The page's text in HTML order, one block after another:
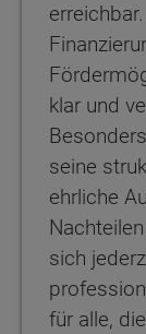
klar und
seine
ehrliche
sich
für alle,